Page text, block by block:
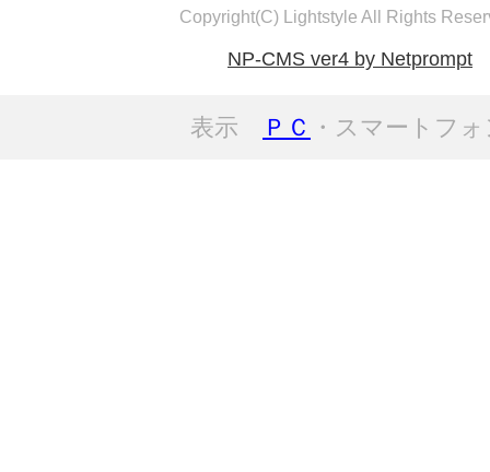
Copyright(C) Lightstyle All Rights
NP-CMS ver4 by Netprompt
表示 ＰＣ ・スマートフ